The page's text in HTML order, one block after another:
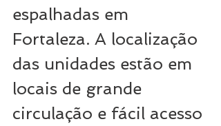
espalhadas em
Fortaleza. A localização
das unidades estão em
locais de grande
circulação e fácil acesso